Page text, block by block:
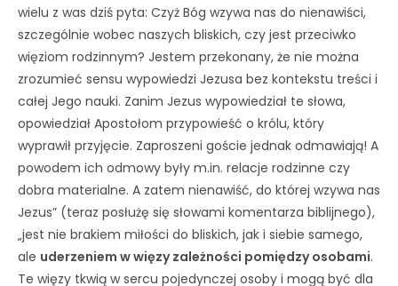
wielu z was dziś pyta: Czyż Bóg wzywa nas do nienawiści,
szczególnie wobec naszych bliskich, czy jest przeciwko
więziom rodzinnym? Jestem przekonany, że nie można
zrozumieć sensu wypowiedzi Jezusa bez kontekstu treści i
całej Jego nauki. Zanim Jezus wypowiedział te słowa,
opowiedział Apostołom przypowieść o królu, który
wyprawił przyjęcie. Zaproszeni goście jednak odmawiają! A
powodem ich odmowy były m.in. relacje rodzinne czy
dobra materialne. A zatem nienawiść, do której wzywa nas
Jezus” (teraz posłużę się słowami komentarza biblijnego),
„jest nie brakiem miłości do bliskich, jak i siebie samego,
ale uderzeniem w więzy zależności pomiędzy osobami.
Te więzy tkwią w sercu pojedynczej osoby i mogą być dla